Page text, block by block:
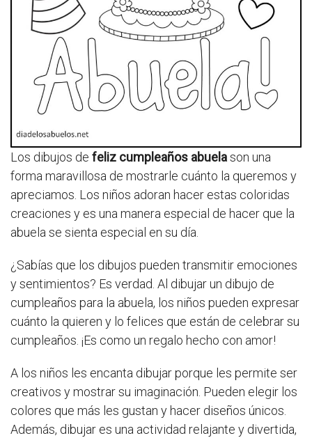
Los dibujos de feliz cumpleaños abuelason una
forma maravillosa de mostrarle cuánto la queremos y
apreciamos. Los niños adoran hacer estas coloridas
creaciones y es una manera especial de hacer que la
abuela se sienta especial en su día.
¿Sabías que los dibujos pueden transmitir emociones
y sentimientos? Es verdad. Al dibujar un dibujo de
cumpleaños para la abuela, los niños pueden expresar
cuánto la quieren y lo felices que están de celebrar su
cumpleaños. ¡Es como un regalo hecho con amor!
A los niños les encanta dibujar porque les permite ser
creativos y mostrar su imaginación. Pueden elegir los
colores que más les gustan y hacer diseños únicos.
Además, dibujar es una actividad relajante y divertida,